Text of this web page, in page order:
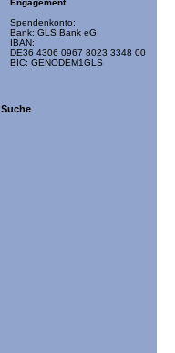
Engagement
Spendenkonto:
Bank: GLS Bank eG
IBAN:
DE36 4306 0967 8023 3348 00
BIC: GENODEM1GLS
Suche